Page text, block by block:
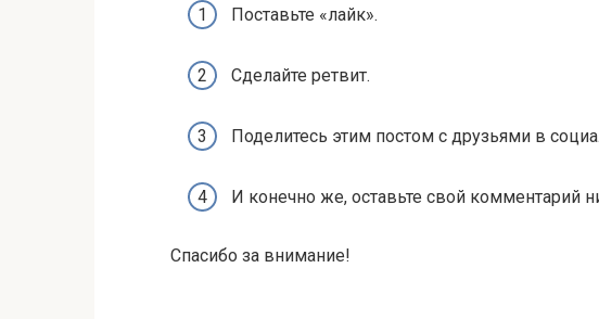
Поставьте «лайк».
Сделайте ретвит.
Поделитесь этим постом с друзьями в
И конечно же, оставьте свой комментарий
Спасибо за внимание!